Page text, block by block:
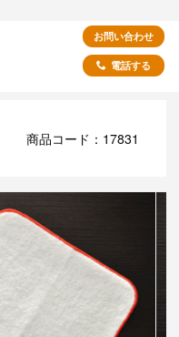
お問い合わせ
電話する
商品コード：17831